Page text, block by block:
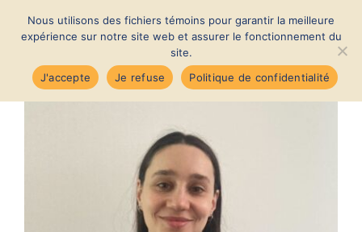
MENU
Voir
l'image
Nous utilisons des fichiers témoins pour garantir la meilleure
expérience sur notre site web et assurer le fonctionnement du
site.
J'accepte
Je refuse Politique de confidentialité